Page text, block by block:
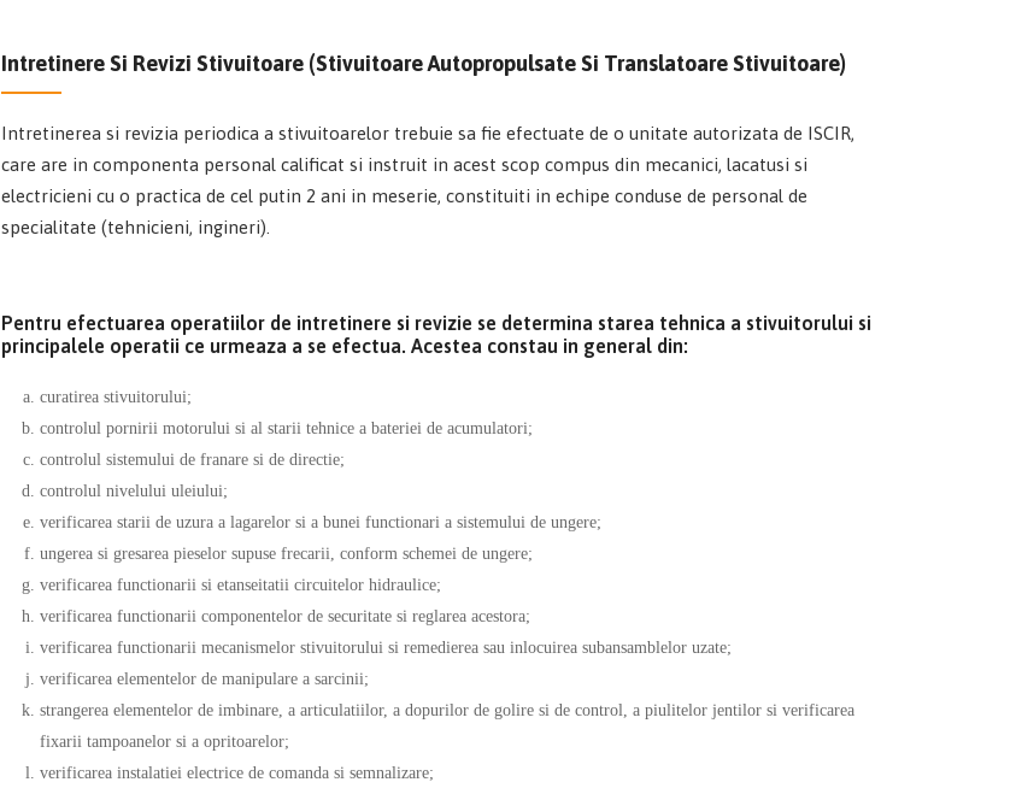
Intretinere Si Revizi Stivuitoare (stivuitoare Autopropulsate Si Translatoare Stivuitoare)
Intretinerea si revizia periodica a stivuitoarelor trebuie sa fie efectuate de o unitate autorizata de ISCIR,
care are in componenta personal calificat si instruit in acest scop compus din mecanici, lacatusi si
electricieni cu o practica de cel putin 2 ani in meserie, constituiti in echipe conduse de personal de
specialitate (tehnicieni, ingineri).
Pentru efectuarea operatiilor de intretinere si revizie se determina starea tehnica a stivuitorului si
principalele operatii ce urmeaza a se efectua. Acestea constau in general din:
curatirea stivuitorului;
controlul pornirii motorului si al starii tehnice a bateriei de acumulatori;
controlul sistemului de franare si de directie;
controlul nivelului uleiului;
verificarea starii de uzura a lagarelor si a bunei functionari a sistemului de ungere;
ungerea si gresarea pieselor supuse frecarii, conform schemei de ungere;
verificarea functionarii si etanseitatii circuitelor hidraulice;
verificarea functionarii componentelor de securitate si reglarea acestora;
verificarea functionarii mecanismelor stivuitorului si remedierea sau inlocuirea subansamblelor uzate;
verificarea elementelor de manipulare a sarcinii;
strangerea elementelor de imbinare, a articulatiilor, a dopurilor de golire si de control, a piulitelor jentilor si verificarea
fixarii tampoanelor si a opritoarelor;
verificarea instalatiei electrice de comanda si semnalizare;